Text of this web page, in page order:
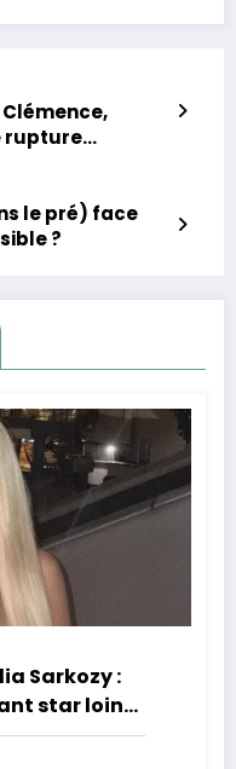
Clémence,
rupture
le pré) face
?
Sarkozy :
star loin